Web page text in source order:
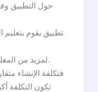
حول التطبيق
تطبيق يقوم بتعليم
لمزيد من المعلومات، انظر %سياسة خصوصية المطور(ة) سياسة خصوصية المطور.
تكون التكلفة